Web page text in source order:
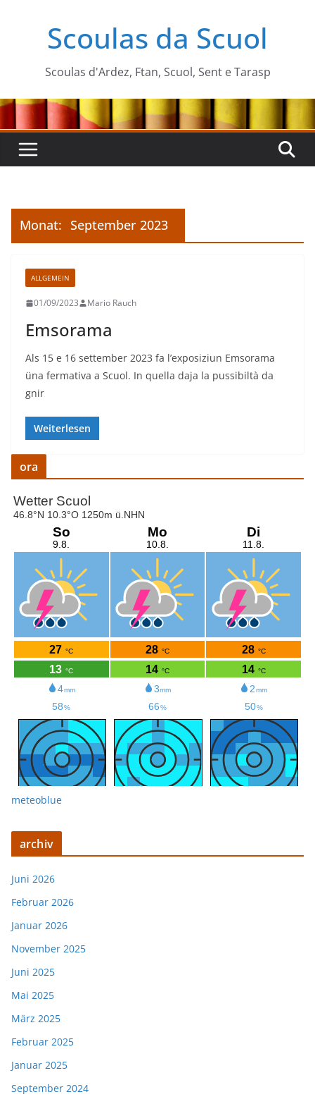
Scoulas da Scuol
Scoulas d'Ardez, Ftan, Scuol, Sent e Tarasp
Monat: September 2023
ALLGEMEIN
01/09/2023 Mario Rauch
Emsorama
Als 15 e 16 settember 2023 fa l’exposiziun Emsorama
üna fermativa a Scuol. In quella daja la pussibiltà da
gnir
Weiterlesen
ora
meteoblue
archiv
Juni 2026
Februar 2026
Januar 2026
November 2025
Juni 2025
Mai 2025
März 2025
Februar 2025
Januar 2025
September 2024